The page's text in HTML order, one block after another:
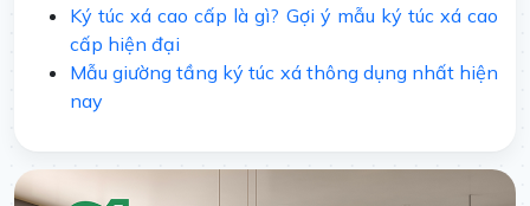
Ký túc xá cao cấp là gì? Gợi ý mẫu ký túc xá cao
cấp hiện đại
Mẫu giường tầng ký túc xá thông dụng nhất hiện
nay